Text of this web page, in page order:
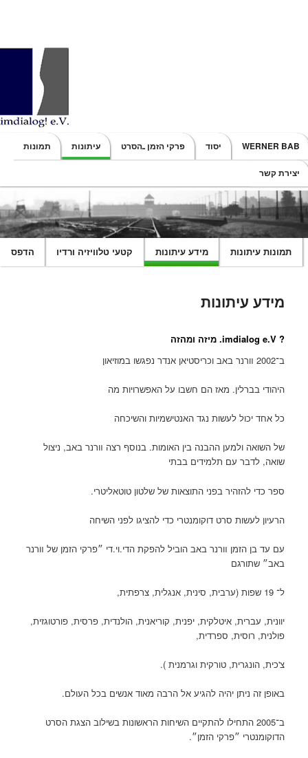
Main menu
SKIP TO PRIMARY CONTENT
SKIP TO SECONDARY CONTENT
WERNER BAB יסוד פרקי הזמן ـהסרט עיתונות תמונות
יצירת קשר
הדפס קטעי טלוויזיה ורדיו מידע עיתונות תמונות עיתונות
מידע עיתונות
? imdialog e.V. מיזה ומהזה
ב־2002 װרנר באב וכריסטיאן אנדר נפגשו במוזיאון
היהודי בברלין. מאז הם חשבו על האפשרויות מה
כל אחד יכול לעשות נגד האנטישמיות והשיכחה
של השואה ולמען ההבנה בין האומות. בנוסף רצה װרנר באב, ניצול
שואה, לדבר עם תלמידים בבתי
ספר כדי להזהיר בפני התוצאות של שלטון טוטאליטרי.
הרעיון לעשות סרט דוקומנטרי כדי להציגו לפני השיחה
עם עד בן הזמן װרנר באב הוביל להפקת הדי.וי.די ״פרקי הזמן של װרנר
באב״ שתורגם
ל־ 19 שפות (ערבית, סינית, אנגלית, צרפתית,
יוונית, עברית, איטלקית, יפנית, קוריאנית, הולנדית, פרסית, פורטוגזית,
פולנית, רוסית, ספרדית,
צ'כית, הונגרית, טורקית וגרמנית ).
באופן זה ניתן יהיה להגיע אל הרבה מאוד אנשים בכל העולם.
ב־2005 התחילו להתקיים השיחות הראשונות בשילוב הצגת הסרט
הדוקומנטרי ״פרקי הזמן״.